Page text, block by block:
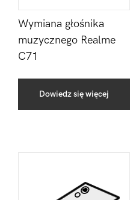
Wymiana głośnika
muzycznego Realme
C71
Dowiedz się więcej